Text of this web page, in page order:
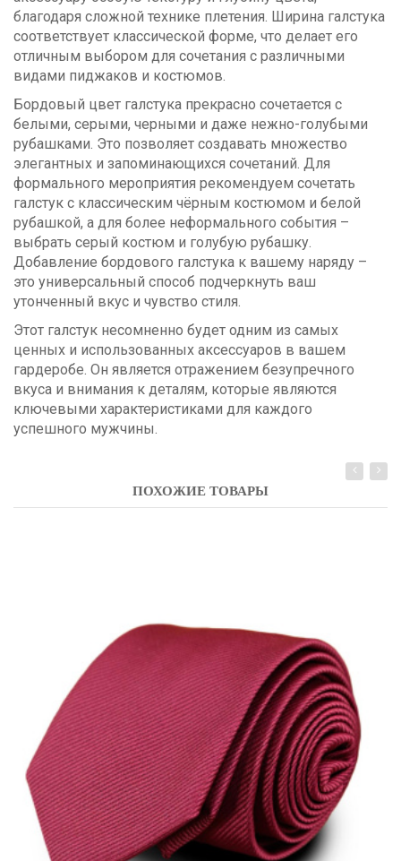
благодаря сложной технике плетения. Ширина галстука
соответствует классической форме, что делает его
отличным выбором для сочетания с различными
видами пиджаков и костюмов.
Бордовый цвет галстука прекрасно сочетается с
белыми, серыми, черными и даже нежно-голубыми
рубашками. Это позволяет создавать множество
элегантных и запоминающихся сочетаний. Для
формального мероприятия рекомендуем сочетать
галстук с классическим чёрным костюмом и белой
рубашкой, а для более неформального события –
выбрать серый костюм и голубую рубашку.
Добавление бордового галстука к вашему наряду –
это универсальный способ подчеркнуть ваш
утонченный вкус и чувство стиля.
Этот галстук несомненно будет одним из самых
ценных и использованных аксессуаров в вашем
гардеробе. Он является отражением безупречного
вкуса и внимания к деталям, которые являются
ключевыми характеристиками для каждого
успешного мужчины.
ПОХОЖИЕ ТОВАРЫ